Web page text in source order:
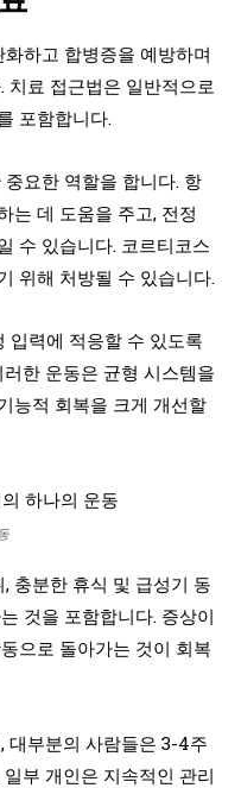
하고 합병증을 예방하며
치료 접근법은 일반적으로
포함합니다.
요한 역할을 합니다. 항
는 데 도움을 주고, 전정
수 있습니다. 코르티코스
위해 처방될 수 있습니다.
입력에 적응할 수 있도록
한 운동은 균형 시스템을
능적 회복을 크게 개선할
충분한 휴식 및 급성기 동
것을 포함합니다. 증상이
으로 돌아가는 것이 회복
대부분의 사람들은 3-4주
부 개인은 지속적인 관리